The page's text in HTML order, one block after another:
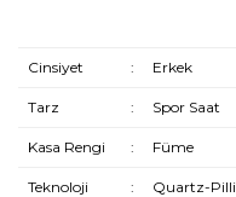
Cinsiyet : Erkek
Tarz : Spor Saat
Kasa Rengi : Füme
Teknoloji : Quartz-Pilli